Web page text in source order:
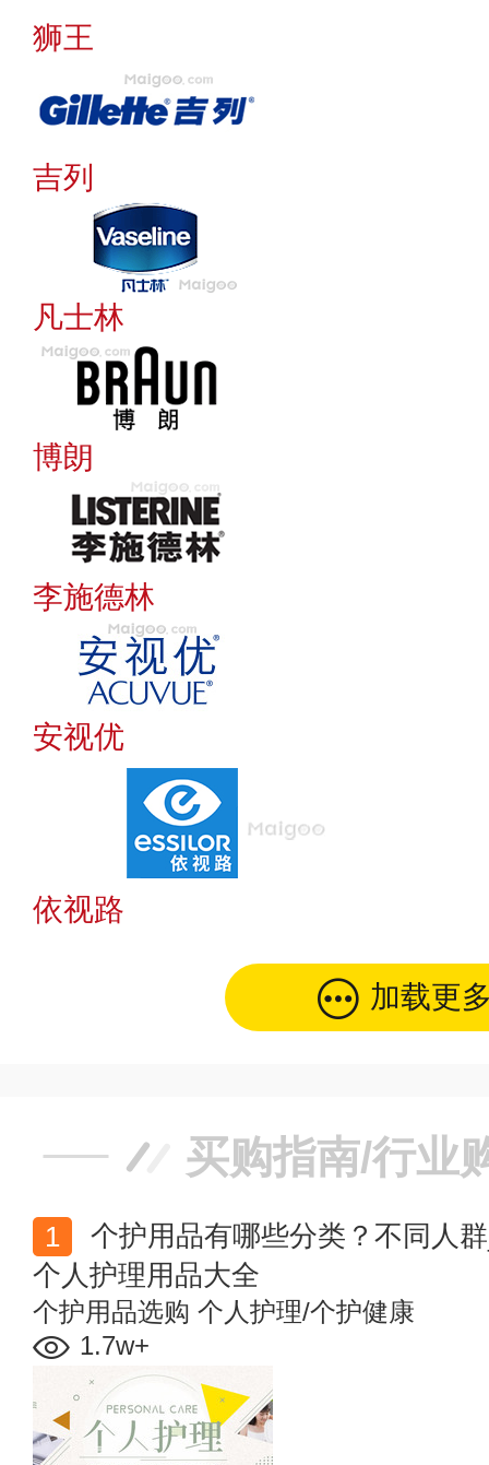
狮王
吉列
凡士林
博朗
李施德林
安视优
依视路
加载更
买购指南/行业
个人护理用品大全
个护用品选购 个人护理/个护健康
1.7w+